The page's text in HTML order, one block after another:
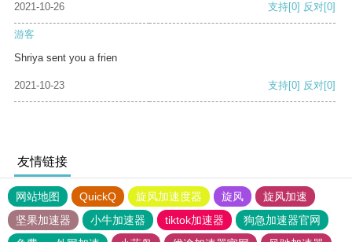
2021-10-26 支持[0] 反对[0]
游客
Shriya sent you a frien
2021-10-23 支持[0] 反对[0]
友情链接
网站地图 QuickQ 旋风加速度器 旋风
旋风加速
坚果加速器
小牛加速器 tiktok加速器
狗急加速器官网